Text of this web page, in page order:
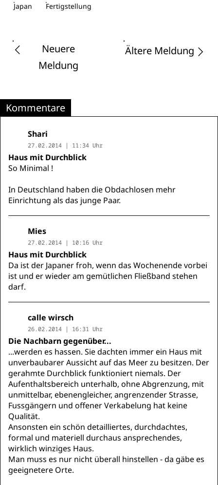
Japan Fertigstellung
Neuere
Meldung
Ältere Meldung
Kommentare
Shari
27.02.2014 | 11:34 Uhr
Haus mit Durchblick
So Minimal !
In Deutschland haben die Obdachlosen mehr
Einrichtung als das junge Paar.
Mies
27.02.2014 | 10:16 Uhr
Haus mit Durchblick
Da ist der Japaner froh, wenn das Wochenende vorbei
ist und er wieder am gemütlichen Fließband stehen
darf.
calle wirsch
26.02.2014 | 16:31 Uhr
Die Nachbarn gegenüber...
...werden es hassen. Sie dachten immer ein Haus mit
unverbaubarer Aussicht auf das Meer zu besitzen. Der
gerahmte Durchblick funktioniert niemals. Der
Aufenthaltsbereich unterhalb, ohne Abgrenzung, mit
unmittelbar, ebenengleicher, angrenzender Strasse,
Fussgängern und offener Verkabelung hat keine
Qualität.
Ansonsten ein schön detailliertes, durchdachtes,
formal und materiell durchaus ansprechendes,
wirklich winziges Haus.
Man muss es nur nicht überall hinstellen - da gäbe es
geeignetere Orte.